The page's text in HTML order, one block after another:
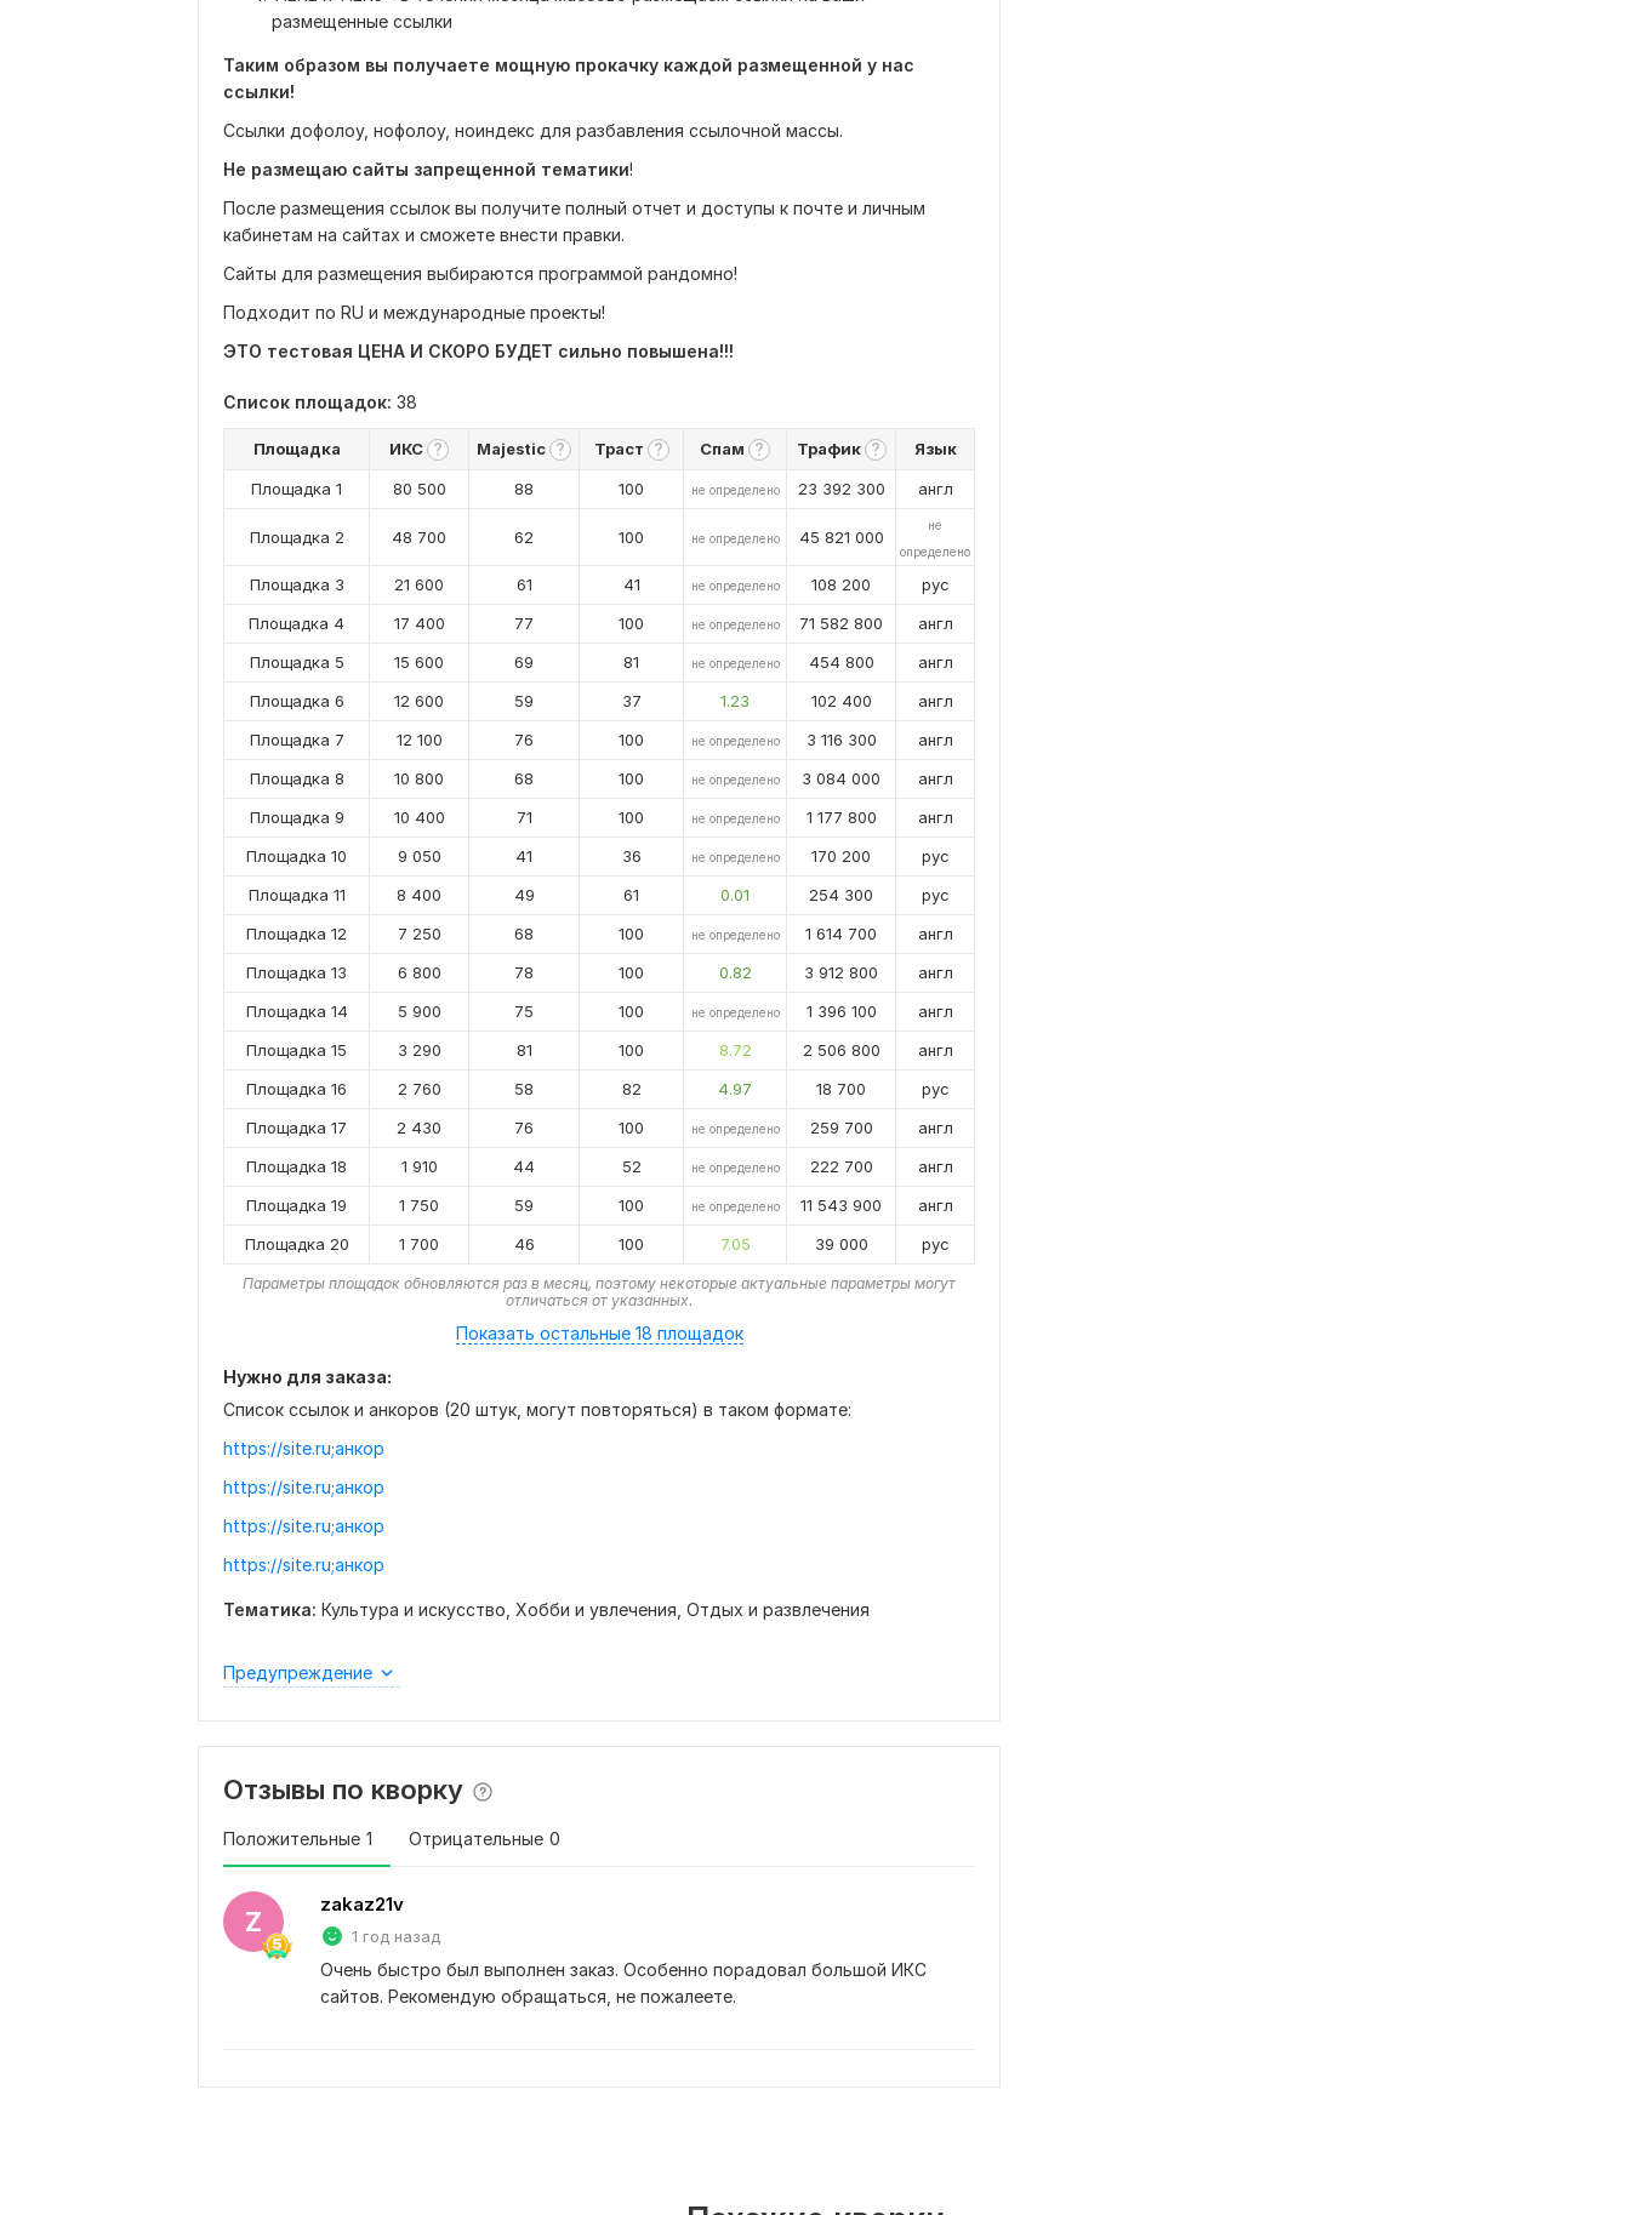
размещенные ссылки
Таким образом вы получаете мощную прокачку каждой размещенной у нас
ссылки!
Ссылки дофолоу, нофолоу, ноиндекс для разбавления ссылочной массы.
Не размещаю сайты запрещенной тематики!
После размещения ссылок вы получите полный отчет и доступы к почте и личным
кабинетам на сайтах и сможете внести правки.
Сайты для размещения выбираются программой рандомно!
Подходит по RU и международные проекты!
ЭТО тестовая ЦЕНА И СКОРО БУДЕТ сильно повышена!!!
Список площадок: 38
Площадка ИКС ? Majestic ? Траст ? Спам ? Трафик ? Язык
Площадка 1 80 500 88 100 не определено 23 392 300 англ
Площадка 2 48 700 62 100 не определено 45 821 000
не
определено
Площадка 3 21 600 61 41 не определено 108 200
рус
Площадка 4
17 400 77 100 не определено 71 582 800
англ
Площадка 5
15 600 69 81 не определено 454 800
англ
Площадка 6
12 600 59 37 1.23 102 400
англ
Площадка 7
12 100 76 100 не определено 3 116 300
англ
Площадка 8
10 800 68 100 не определено 3 084 000
англ
Площадка 9
10 400 71 100 не определено 1 177 800
англ
Площадка 10
9 050 41 36 не определено 170 200
рус
Площадка 11
8 400 49 61 0.01 254 300
рус
Площадка 12
7 250 68 100 не определено 1 614 700
англ
Площадка 13
6 800 78 100 0.82 3 912 800
англ
Площадка 14
5 900 75 100 не определено 1 396 100
англ
Площадка 15
3 290 81 100 8.72 2 506 800
англ
Площадка 16
2 760 58 82 4.97 18 700
рус
Площадка 17
2 430 76 100 не определено 259 700
англ
Площадка 18
1 910 44 52 не определено 222 700
англ
Площадка 19
1 750 59 100 не определено 11 543 900
англ
Площадка 20
1 700 46 100 7.05 39 000 рус
Параметры площадок обновляются раз в месяц, поэтому некоторые актуальные параметры могут
отличаться от указанных.
Показать остальные 18 площадок
Нужно для заказа:
Список ссылок и анкоров (20 штук, могут повторяться) в таком формате:
https://site.ru;анкор
https://site.ru;анкор
https://site.ru;анкор
https://site.ru;анкор
Тематика: Культура и искусство, Хобби и увлечения, Отдых и развлечения
Предупреждение
Отзывы по кворку
Положительные 1 Отрицательные 0
Z
zakaz21v
1 год назад
Очень быстро был выполнен заказ. Особенно порадовал большой ИКС
сайтов. Рекомендую обращаться, не пожалеете.